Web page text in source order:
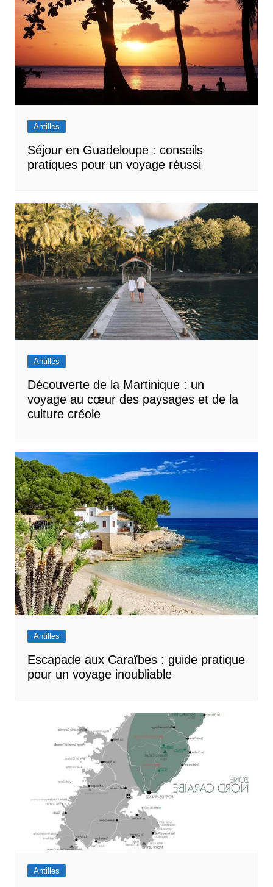
Antilles
Séjour en Guadeloupe : conseils
pratiques pour un voyage réussi
Antilles
Découverte de la Martinique : un
voyage au cœur des paysages et de la
culture créole
Antilles
Escapade aux Caraïbes : guide pratique
pour un voyage inoubliable
Antilles